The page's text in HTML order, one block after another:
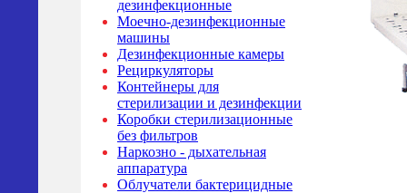
дезинфекционные
Моечно-дезинфекционные
машины
Дезинфекционные камеры
Рециркуляторы
Контейнеры для
стерилизации и дезинфекции
Коробки стерилизационные
без фильтров
Наркозно - дыхательная
аппаратура
Облучатели бактерицидные